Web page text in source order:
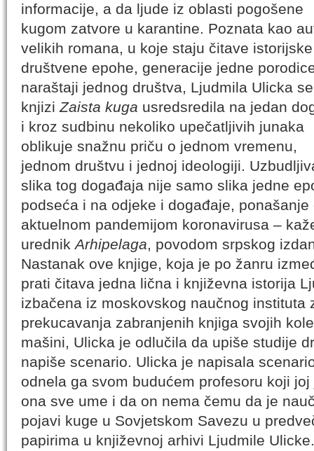
informacije, a da ljude iz oblasti pogošene
kugom zatvore u karantine. Poznata kao
velikih romana, u koje staju čitave
društvene epohe, generacije jedne
naraštaji jednog društva, Ljudmila Ulicka
knjizi Zaista kuga usredsredila na jedan
i kroz sudbinu nekoliko upečatljivih junaka
oblikuje snažnu priču o jednom vremenu,
jednom društvu i jednoj ideologiji.
slika tog događaja nije samo slika jedne
podseća i na odjeke i događaje,
aktuelnom pandemijom koronavirusa –
urednikArhipelaga, povodom srpskog
Nastanak ove knjige, koja je po žanru
prati čitava jedna lična i književna istorija
izbačena iz moskovskog naučnog instituta
prekucavanja zabranjenih knjiga svojih
mašini, Ulicka je odlučila da upiše studije
napiše scenario. Ulicka je napisala
odnela ga svom budućem profesoru koji
ona sve ume i da on nema čemu da je
pojavi kuge u Sovjetskom Savezu u
papirima u književnoj arhivi Ljudmile Ulicke.